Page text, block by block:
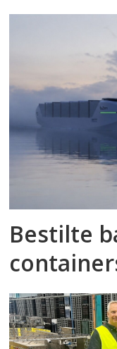
Bestilte